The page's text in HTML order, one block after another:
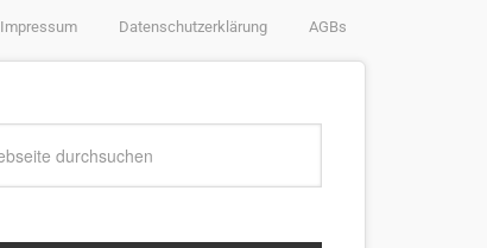
Impressum Datenschutzerklärung AGBs